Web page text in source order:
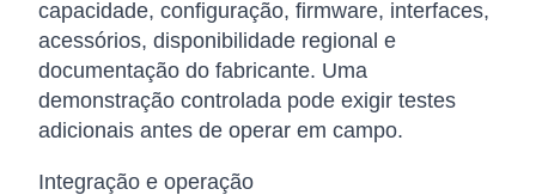
capacidade, configuração, firmware, interfaces,
acessórios, disponibilidade regional e
documentação do fabricante. Uma
demonstração controlada pode exigir testes
adicionais antes de operar em campo.
Integração e operação